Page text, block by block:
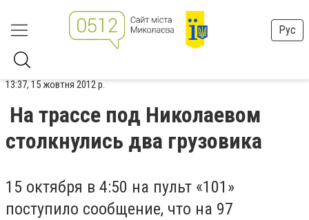
Рус
13:37, 15 жовтня 2012 р.
На трассе под Николаевом
столкнулись два грузовика
15 октября в 4:50 на пульт «101»
поступило сообщение, что на 97